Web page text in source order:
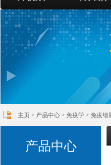
主页 > 产品中心 > 免疫学 > 免疫细
产品中心